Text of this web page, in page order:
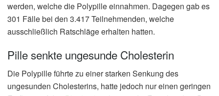
werden, welche die Polypille einnahmen. Dagegen gab es
301 Fälle bei den 3.417 Teilnehmenden, welche
ausschließlich Ratschläge erhalten hatten.
Pille senkte ungesunde Cholesterin
Die Polypille führte zu einer starken Senkung des
ungesunden Cholesterins, hatte jedoch nur einen geringen